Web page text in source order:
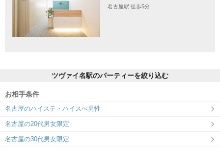
〒450-0002 愛知県名古屋市中村区名駅4丁目5-28桜通豊田ビル17階
名古屋駅 徒歩5分
ツヴァイ名駅のパーティーを絞り込む
お相手条件
名古屋のハイステ・ハイスぺ男性
名古屋の20代男女限定
名古屋の30代男女限定